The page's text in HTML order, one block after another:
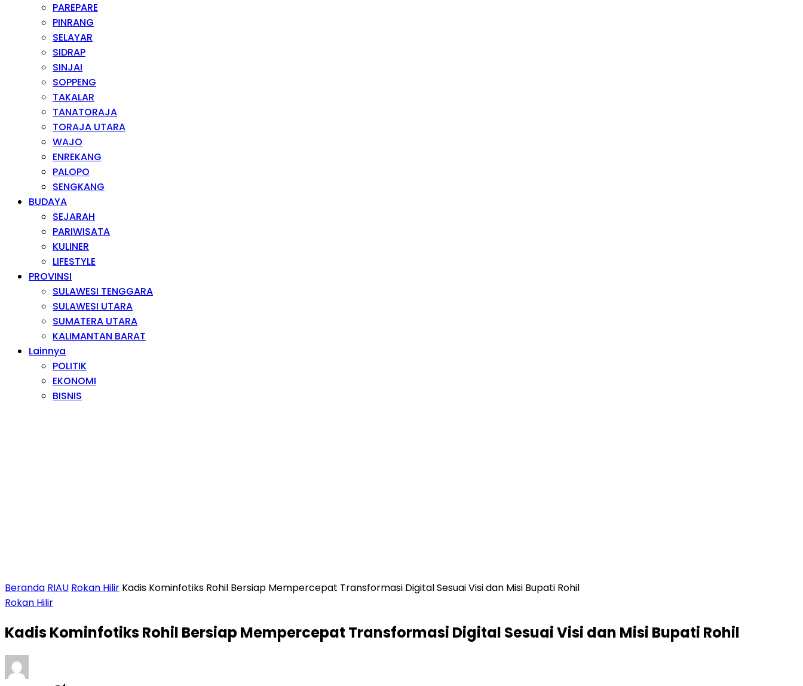
PAREPARE
PINRANG
SELAYAR
SIDRAP
SINJAI
SOPPENG
TAKALAR
TANATORAJA
TORAJA UTARA
WAJO
ENREKANG
PALOPO
SENGKANG
BUDAYA
SEJARAH
PARIWISATA
KULINER
LIFESTYLE
PROVINSI
SULAWESI TENGGARA
SULAWESI UTARA
SUMATERA UTARA
KALIMANTAN BARAT
Lainnya
POLITIK
EKONOMI
BISNIS
Beranda RIAU Rokan Hilir Kadis Kominfotiks Rohil Bersiap Mempercepat Transformasi Digital Sesuai Visi dan Misi Bupati Rohil
Rokan Hilir
Kadis Kominfotiks Rohil Bersiap Mempercepat Transformasi Digital Sesuai Visi dan Misi Bupati Rohil